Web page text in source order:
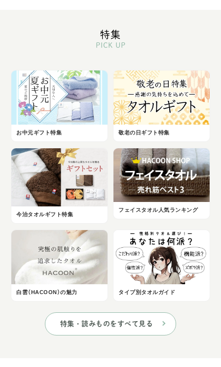
特集
PICK UP
お中元ギフト特集 敬老の日ギフト特集
今治タオルギフト特集
フェイスタオル人気ランキング
白雲（HACOON）の魅力 タイプ別タオルガイド
特集・読みものをすべて見る